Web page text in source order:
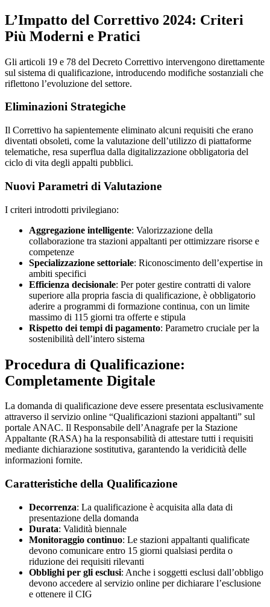
L’Impatto del Correttivo 2024: Criteri
Più Moderni e Pratici
Gli articoli 19 e 78 del Decreto Correttivo intervengono direttamente
sul sistema di qualificazione, introducendo modifiche sostanziali che
riflettono l’evoluzione del settore.
Eliminazioni Strategiche
Il Correttivo ha sapientemente eliminato alcuni requisiti che erano
diventati obsoleti, come la valutazione dell’utilizzo di piattaforme
telematiche, resa superflua dalla digitalizzazione obbligatoria del
ciclo di vita degli appalti pubblici.
Nuovi Parametri di Valutazione
I criteri introdotti privilegiano:
Aggregazione intelligente: Valorizzazione della
collaborazione tra stazioni appaltanti per ottimizzare risorse e
competenze
Specializzazione settoriale: Riconoscimento dell’expertise in
ambiti specifici
Efficienza decisionale: Per poter gestire contratti di valore
superiore alla propria fascia di qualificazione, è obbligatorio
aderire a programmi di formazione continua, con un limite
massimo di 115 giorni tra offerte e stipula
Rispetto dei tempi di pagamento: Parametro cruciale per la
sostenibilità dell’intero sistema
Procedura di Qualificazione:
Completamente Digitale
La domanda di qualificazione deve essere presentata esclusivamente
attraverso il servizio online “Qualificazioni stazioni appaltanti” sul
portale ANAC. Il Responsabile dell’Anagrafe per la Stazione
Appaltante (RASA) ha la responsabilità di attestare tutti i requisiti
mediante dichiarazione sostitutiva, garantendo la veridicità delle
informazioni fornite.
Caratteristiche della Qualificazione
Decorrenza: La qualificazione è acquisita alla data di
presentazione della domanda
Durata: Validità biennale
Monitoraggio continuo: Le stazioni appaltanti qualificate
devono comunicare entro 15 giorni qualsiasi perdita o
riduzione dei requisiti rilevanti
Obblighi per gli esclusi: Anche i soggetti esclusi dall’obbligo
devono accedere al servizio online per dichiarare l’esclusione
e ottenere il CIG